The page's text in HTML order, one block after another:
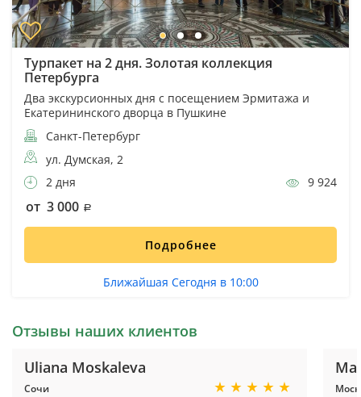
Турпакет на 2 дня. Золотая коллекция
Петербурга
Два экскурсионных дня с посещением Эрмитажа и
Екатерининского дворца в Пушкине
Санкт-Петербург
ул. Думская, 2
2 дня
9 924
от 3 000
Подробнее
Ближайшая Сегодня в 10:00
Отзывы наших клиентов
Uliana Moskaleva
Сочи